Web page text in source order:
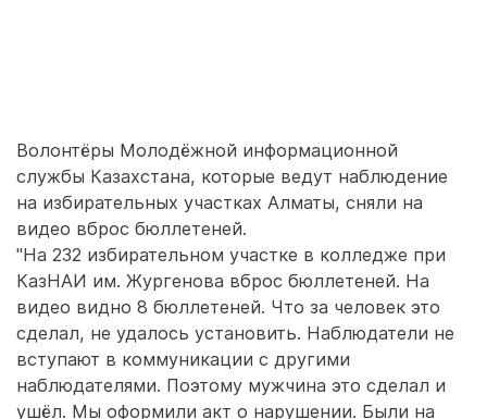
Волонтёры Молодёжной информационной
службы Казахстана, которые ведут наблюдение
на избирательных участках Алматы, сняли на
видео вброс бюллетеней.
"На 232 избирательном участке в колледже при
КазНАИ им. Жургенова вброс бюллетеней. На
видео видно 8 бюллетеней. Что за человек это
сделал, не удалось установить. Наблюдатели не
вступают в коммуникации с другими
наблюдателями. Поэтому мужчина это сделал и
ушёл. Мы оформили акт о нарушении. Были на